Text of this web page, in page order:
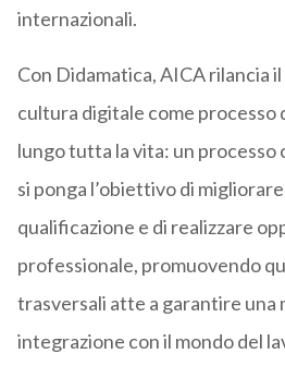
internazionali.
Con Didamatica, AICA rilancia
cultura digitale come processo
lungo tutta la vita: un processo
si ponga l’obiettivo di
qualificazione e di realizzare
professionale, promuovendo
trasversali atte a garantire una
integrazione con il mondo del